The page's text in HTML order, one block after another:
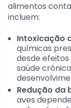
alimentos
incluem:
Intoxicação
químicas
desde
saúde
Redução da
aves